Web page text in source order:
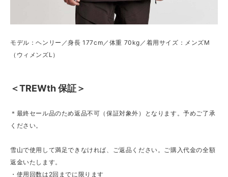
モデル：ヘンリー／身長 177cm／体重 70kg／着用サイズ：メンズM
（ウィメンズL）
＜TREWth 保証＞
＊最終セール品のため返品不可（保証対象外）となります。予めご了承
ください。
雪山で使用して満足できなければ、ご返品ください。ご購入代金の全額
返金いたします。
・使用回数は2回までに限ります